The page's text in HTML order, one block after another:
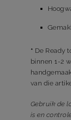
* De Ready
binnen 1-2
van die
Gebruik de
is en